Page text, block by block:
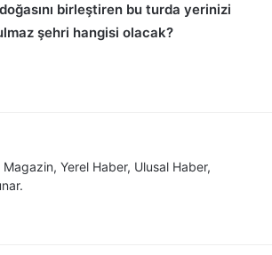
birleştiren bu turda yerinizi
şehri hangisi olacak?
Yerel Haber, Ulusal Haber,